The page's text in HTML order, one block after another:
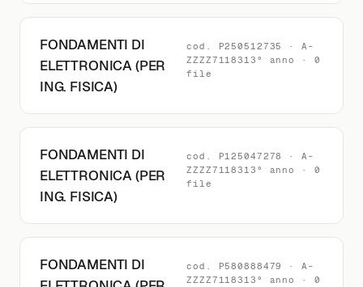
FONDAMENTI DI
ELETTRONICA (PER
ING. FISICA)
cod. P250512735 · A-
ZZZZ7118313° anno · 0
file
FONDAMENTI DI
ELETTRONICA (PER
ING. FISICA)
cod. P125047278 · A-
ZZZZ7118313° anno · 0
file
FONDAMENTI DI
cod. P580888479 · A-
ZZZZ7118313° anno · 0